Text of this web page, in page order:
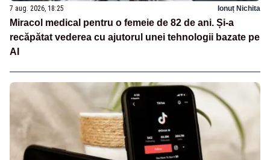
7 aug. 2026, 18:25 Ionuț Nichita
Miracol medical pentru o femeie de 82 de ani. Și-a
recăpătat vederea cu ajutorul unei tehnologii bazate pe
AI